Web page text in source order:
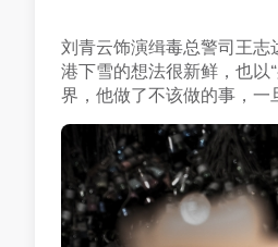
刘青云饰演缉毒总警司王
港下雪的想法很新鲜，也以
界，他做了不该做的事，一